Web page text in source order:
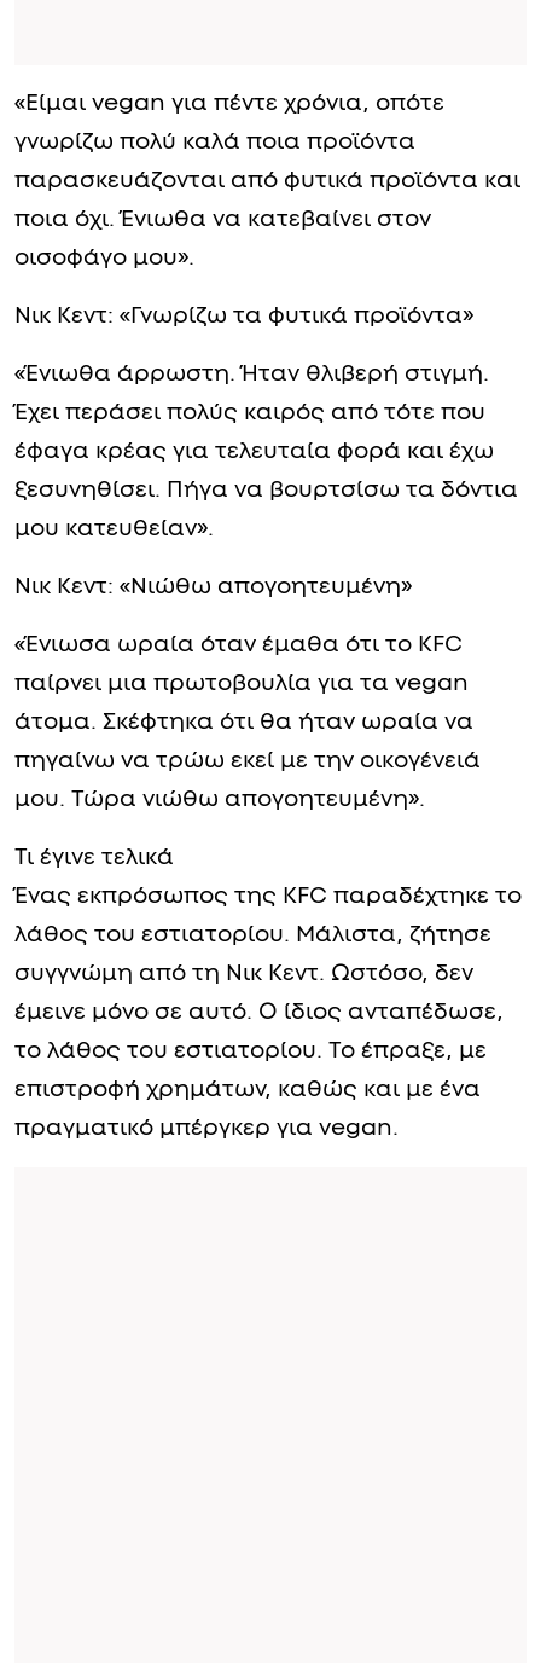
«Είμαι vegan για πέντε χρόνια, οπότε
γνωρίζω πολύ καλά ποια προϊόντα
παρασκευάζονται από φυτικά προϊόντα και
ποια όχι. Ένιωθα να κατεβαίνει στον
οισοφάγο μου».
Νικ Κεντ: «Γνωρίζω τα φυτικά προϊόντα»
«Ένιωθα άρρωστη. Ήταν θλιβερή στιγμή.
Έχει περάσει πολύς καιρός από τότε που
έφαγα κρέας για τελευταία φορά και έχω
ξεσυνηθίσει. Πήγα να βουρτσίσω τα δόντια
μου κατευθείαν».
Νικ Κεντ: «Νιώθω απογοητευμένη»
«Ένιωσα ωραία όταν έμαθα ότι το KFC
παίρνει μια πρωτοβουλία για τα vegan
άτομα. Σκέφτηκα ότι θα ήταν ωραία να
πηγαίνω να τρώω εκεί με την οικογένειά
μου. Τώρα νιώθω απογοητευμένη».
Τι έγινε τελικά
Ένας εκπρόσωπος της KFC παραδέχτηκε το
λάθος του εστιατορίου. Μάλιστα, ζήτησε
συγγνώμη από τη Νικ Κεντ. Ωστόσο, δεν
έμεινε μόνο σε αυτό. Ο ίδιος ανταπέδωσε,
το λάθος του εστιατορίου. Το έπραξε, με
επιστροφή χρημάτων, καθώς και με ένα
πραγματικό μπέργκερ για vegan.